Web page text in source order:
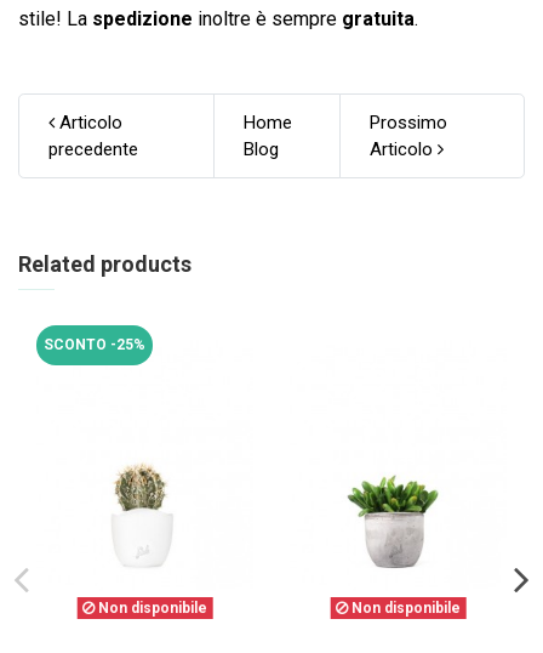
stile! La spedizione inoltre è sempre gratuita.
Articolo
precedente
Home
Blog
Prossimo
Articolo
Related products
SCONTO -25%
Non disponibile Non disponibile